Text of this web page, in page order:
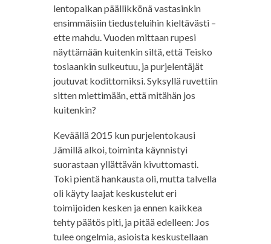
lentopaikan päällikkönä vastasinkin
ensimmäisiin tiedusteluihin kieltävästi –
ette mahdu. Vuoden mittaan rupesi
näyttämään kuitenkin siltä, että Teisko
tosiaankin sulkeutuu, ja purjelentäjät
joutuvat kodittomiksi. Syksyllä ruvettiin
sitten miettimään, että mitähän jos
kuitenkin?
Keväällä 2015 kun purjelentokausi
Jämillä alkoi, toiminta käynnistyi
suorastaan yllättävän kivuttomasti.
Toki pientä hankausta oli, mutta talvella
oli käyty laajat keskustelut eri
toimijoiden kesken ja ennen kaikkea
tehty päätös piti, ja pitää edelleen: Jos
tulee ongelmia, asioista keskustellaan